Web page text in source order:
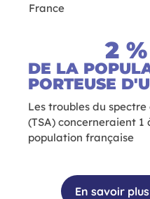
France
DE LA
PORTEUSE
2 %
Les troubles du spectre
(TSA) concerneraient 1
population française
En savoir